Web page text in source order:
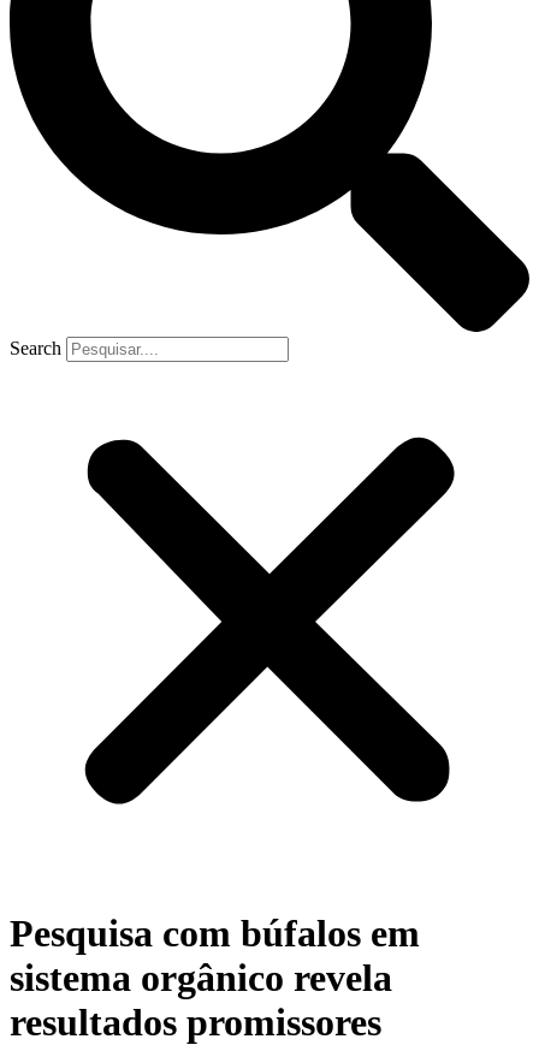
Search
Pesquisa com búfalos em
sistema orgânico revela
resultados promissores